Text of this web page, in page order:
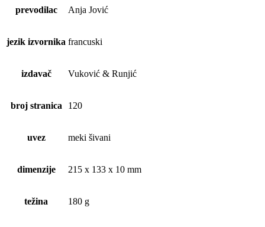
prevodilac Anja Jović
jezik izvornika francuski
izdavač Vuković & Runjić
broj stranica 120
uvez meki šivani
dimenzije 215 x 133 x 10 mm
težina 180 g